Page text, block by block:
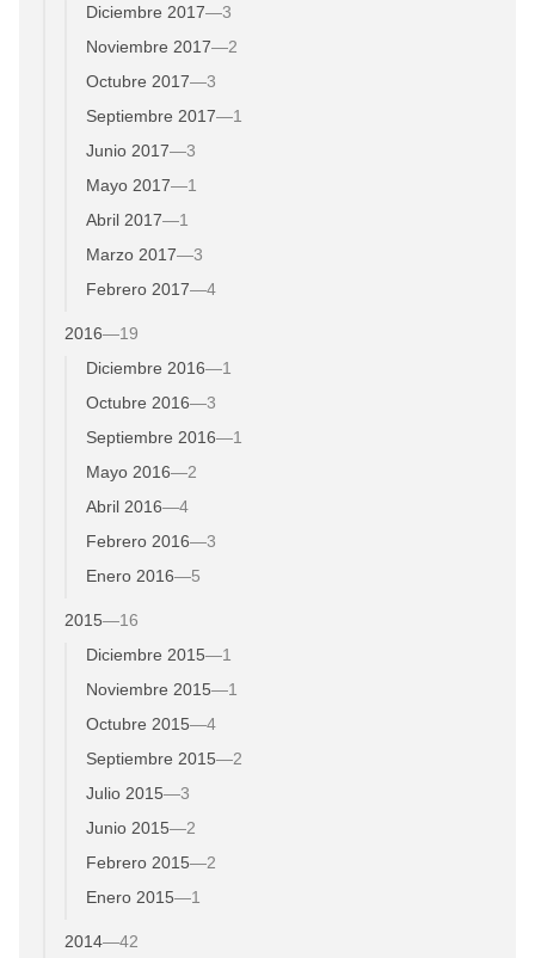
Diciembre 2017—3
Noviembre 2017—2
Octubre 2017—3
Septiembre 2017—1
Junio 2017—3
Mayo 2017—1
Abril 2017—1
Marzo 2017—3
Febrero 2017—4
2016—19
Diciembre 2016—1
Octubre 2016—3
Septiembre 2016—1
Mayo 2016—2
Abril 2016—4
Febrero 2016—3
Enero 2016—5
2015—16
Diciembre 2015—1
Noviembre 2015—1
Octubre 2015—4
Septiembre 2015—2
Julio 2015—3
Junio 2015—2
Febrero 2015—2
Enero 2015—1
2014—42